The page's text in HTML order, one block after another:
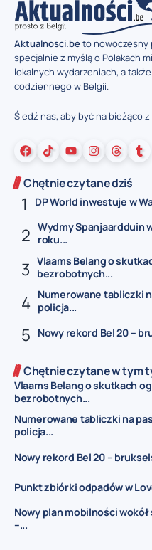
Aktualnosci.beto nowoczesny
specjalnie z myślą o Polakach
lokalnych wydarzeniach, a
codziennego w Belgii.
Śledź nas, aby być na bieżąco
Chętnie czytane dziś
DP World inwestuje w
Wydmy Spanjaardduin
roku...
Vlaams Belang o
bezrobotnych...
Numerowane tabliczki
policja...
Nowy rekord Bel 20 –
Chętnie czytane w tym
Vlaams Belang o skutkach
bezrobotnych...
Numerowane tabliczki na
policja...
Nowy rekord Bel 20 –
Punkt zbiórki odpadów w
Nowy plan mobilności
–...